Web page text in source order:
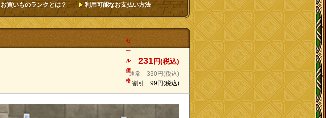
お買いものランクとは？ 利用可能なお支払い方法
セ
ー
ル
価
格
231円(税込)
通常 330円(税込)
割引 99円(税込)